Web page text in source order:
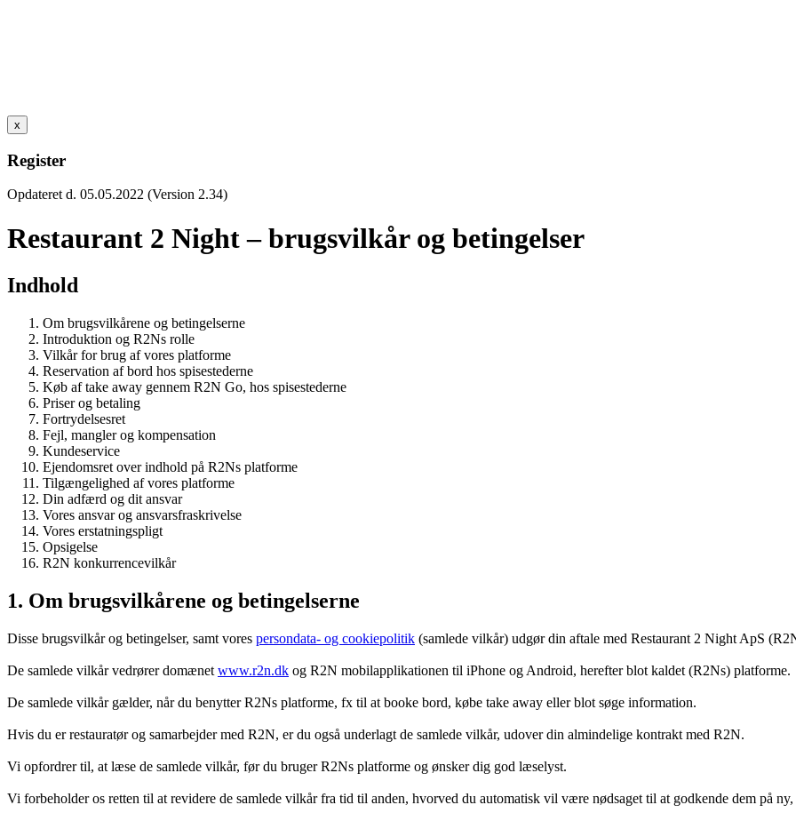
x
Register
Opdateret d. 05.05.2022 (Version 2.34)
Restaurant 2 Night – brugsvilkår og betingelser
Indhold
Om brugsvilkårene og betingelserne
Introduktion og R2Ns rolle
Vilkår for brug af vores platforme
Reservation af bord hos spisestederne
Køb af take away gennem R2N Go, hos spisestederne
Priser og betaling
Fortrydelsesret
Fejl, mangler og kompensation
Kundeservice
Ejendomsret over indhold på R2Ns platforme
Tilgængelighed af vores platforme
Din adfærd og dit ansvar
Vores ansvar og ansvarsfraskrivelse
Vores erstatningspligt
Opsigelse
R2N konkurrencevilkår
1. Om brugsvilkårene og betingelserne
Disse brugsvilkår og betingelser, samt vores persondata- og cookiepolitik (samlede vilkår) udgør din aftale med Restaurant 2 Night ApS
De samlede vilkår vedrører domænet www.r2n.dk og R2N mobilapplikationen til iPhone og Android, herefter blot kaldet (R2Ns) platforme.
De samlede vilkår gælder, når du benytter R2Ns platforme, fx til at booke bord, købe take away eller blot søge information.
Hvis du er restauratør og samarbejder med R2N, er du også underlagt de samlede vilkår, udover din almindelige kontrakt med R2N.
Vi opfordrer til, at læse de samlede vilkår, før du bruger R2Ns platforme og ønsker dig god læselyst.
Vi forbeholder os retten til at revidere de samlede vilkår fra tid til anden, hvorved du automatisk vil være nødsaget til at godkende dem på